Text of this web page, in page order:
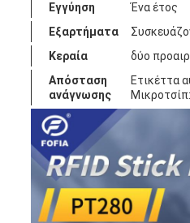
Εγγύηση
Ένα έτος
Εξαρτήματα
Κεραία
δύο
Απόσταση
ανάγνωσης
Ετικέττα